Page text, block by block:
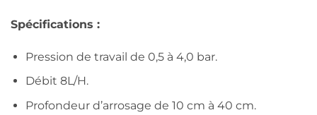
Spécifications :
Pression de travail de 0,5 à 4,0 bar.
Débit 8L/H.
Profondeur d’arrosage de 10 cm à 40 cm.